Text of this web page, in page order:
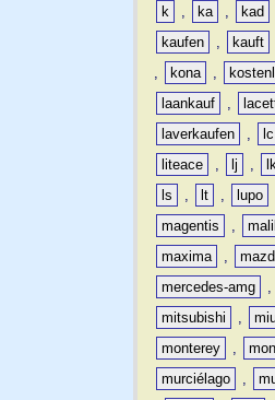
k
, ka , kad
kaufen
, kauft
,
kona ,
laankauf
,
laverkaufen
, lc
liteace
, lj ,
ls
, lt , lupo
magentis
,
maxima
,
mercedes-amg
,
mitsubishi
,
monterey
,
murciélago
,